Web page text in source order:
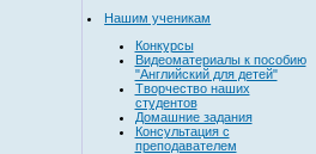
Нашим ученикам
Конкурсы
Видеоматериалы к пособию
"Английский для детей"
Творчество наших
студентов
Домашние задания
Консультация с
преподавателем